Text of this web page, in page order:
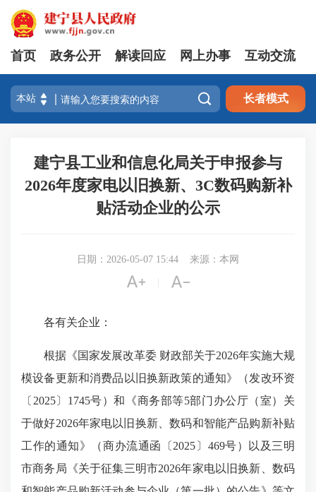
首页 政务公开 解读回应 网上办事 互动交流
 长者模式
建宁县工业和信息化局关于申报参与
2026年度家电以旧换新、3C数码购新补
贴活动企业的公示
日期：2026-05-07 15:44 来源：本网
 
各有关企业：
根据《国家发展改革委 财政部关于2026年实施大规
模设备更新和消费品以旧换新政策的通知》（发改环资
〔2025〕1745号）和《商务部等5部门办公厅（室）关
于做好2026年家电以旧换新、数码和智能产品购新补贴
工作的通知》（商办流通函〔2025〕469号）以及三明
市商务局《关于征集三明市2026年家电以旧换新、数码